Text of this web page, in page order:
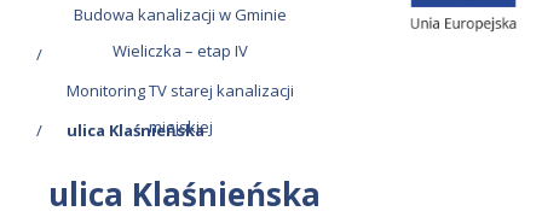
Budowa kanalizacji w Gminie
Wieliczka – etap IV
/
Monitoring TV starej kanalizacji
miejskiej
/ ulica Klaśnieńska
ulica Klaśnieńska